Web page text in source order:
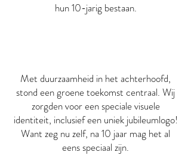
hun 10-jarig bestaan.
Met duurzaamheid in het achterhoofd,
stond een groene toekomst centraal. Wij
zorgden voor een speciale visuele
identiteit, inclusief een uniek jubileumlogo!
Want zeg nu zelf, na 10 jaar mag het al
eens speciaal zijn.